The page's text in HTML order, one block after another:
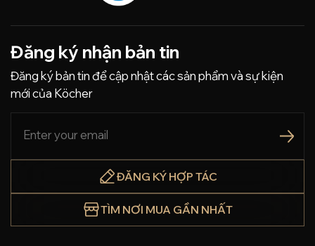
Đăng ký nhận bản tin
Đăng ký bản tin để cập nhật các sản phẩm và sự kiện
mới của Köcher
ĐĂNG KÝ HỢP TÁC
TÌM NƠI MUA GẦN NHẤT